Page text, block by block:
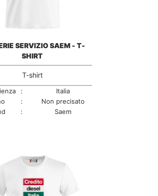
SERVIZIO SAEM - T-
SHIRT
T-shirt
:
Italia
:
Non precisato
: Saem